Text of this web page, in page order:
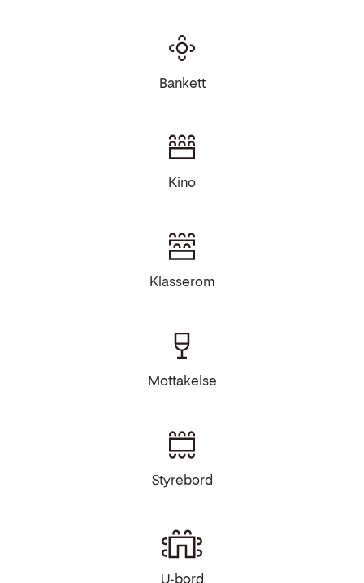
Bankett
Kino
Klasserom
Mottakelse
Styrebord
U-bord